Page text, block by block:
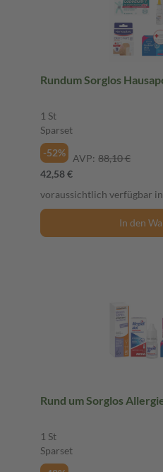
Rundum Sorglos
1 St
Sparset
-52%
AVP: 88,10 €
42,58 €
voraussichtlich verfügbar
In den
Rund um Sorglos
1 St
Sparset